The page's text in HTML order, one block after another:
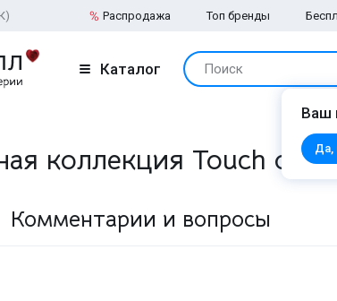
Распродажа Топ бренды
Каталог Поиск
Ваш
Да,
коллекция Touch of
Комментарии и вопросы